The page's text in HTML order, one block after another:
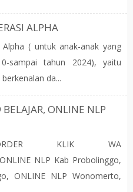
ALPHA
Alpha ( untuk anak-anak yang
sampai tahun 2024), yaitu
da...
ONLINE NLP
KLIK WA
NLP Kab Probolinggo,
ONLINE NLP Wonomerto,